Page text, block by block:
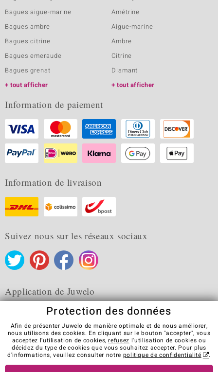
Bagues aigue-marine
Bagues ambre
Bagues citrine
Bagues emeraude
Bagues grenat
tout afficher
Amétrine
Aigue-marine
Ambre
Citrine
Diamant
tout afficher
Information de paiement
Information de livraison
Suivez nous sur les réseaux sociaux
Application de Juwelo
CGV Protection des données
Cookies
Mentions légales
Contact
Révocation du contrat
Protection des données
Afin de présenter Juwelo de manière optimale et de nous améliorer,
nous utilisons des cookies. En cliquant sur le bouton "accepter", vous
acceptez l'utilisation de cookies,refusez l'utilisation de cookies ou
décidez du type de cookies que vous souhaitez accepter. Pour plus
d'informations, veuillez consulter notre politique de confidentialité .